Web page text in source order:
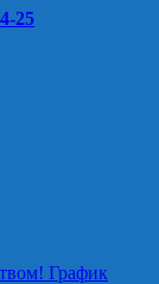
25
График